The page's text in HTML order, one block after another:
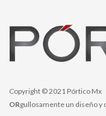
Copyright © 2021 Pórtico Mx
ORgullosamente un diseño y